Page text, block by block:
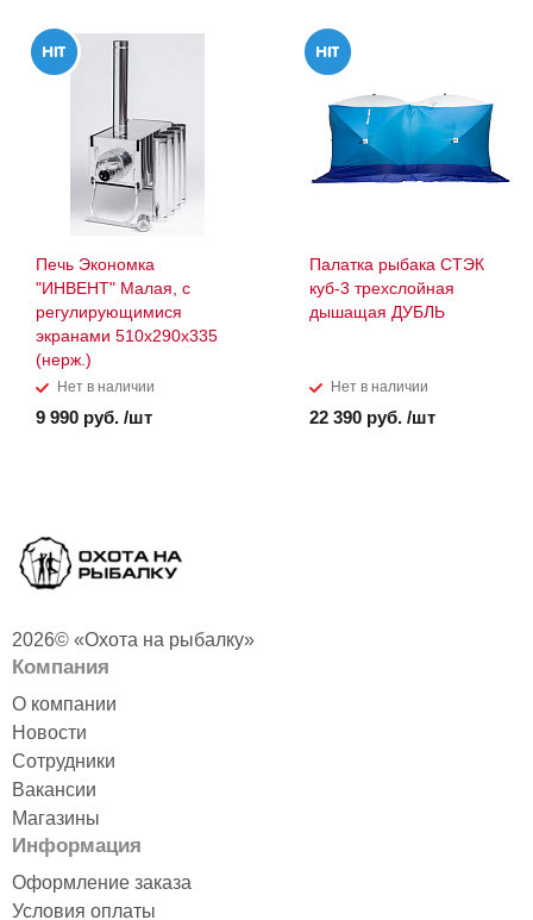
Печь Экономка
"ИНВЕНТ" Малая, с
регулирующимися
экранами 510х290х335
(нерж.)
Нет в наличии
9 990 руб. /шт
Палатка рыбака СТЭК
куб-3 трехслойная
дышащая ДУБЛЬ
Нет в наличии
22 390 руб. /шт
2026© «Охота на рыбалку»
Компания
О компании
Новости
Сотрудники
Вакансии
Магазины
Информация
Оформление заказа
Условия оплаты